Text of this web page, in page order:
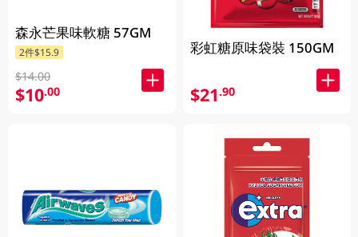
森永芒果味軟糖 57GM
2件$15.9
$14.00
$10.00
彩虹糖原味袋裝 150GM
$21.90